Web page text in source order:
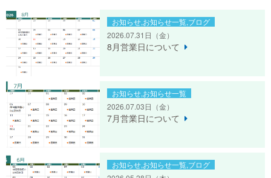
お知らせ,お知らせ一覧,ブログ
2026.07.31日 （金）
8月営業日について
お知らせ,お知らせ一覧
2026.07.03日 （金）
7月営業日について
お知らせ,お知らせ一覧,ブログ